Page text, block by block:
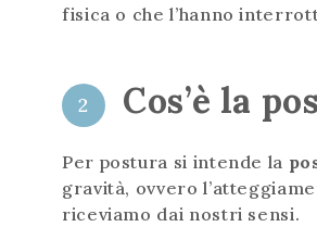
fisica o che l’hanno
2 Cos’è la
Per postura si intende la
gravità, ovvero
riceviamo dai nostri sensi.